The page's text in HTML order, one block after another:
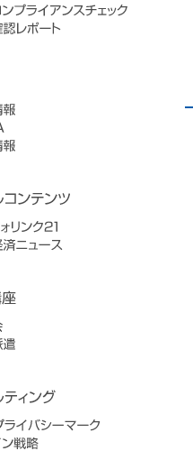
イアンスサービス
ート
ンク21
ース
ング
バシーマーク